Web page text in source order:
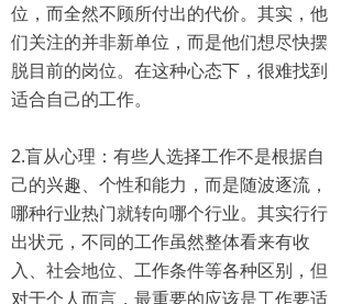
位，而全然不顾所付出的代价。其实，他
们关注的并非新单位，而是他们想尽快摆
脱目前的岗位。在这种心态下，很难找到
适合自己的工作。
2.盲从心理：有些人选择工作不是根据自
己的兴趣、个性和能力，而是随波逐流，
哪种行业热门就转向哪个行业。其实行行
出状元，不同的工作虽然整体看来有收
入、社会地位、工作条件等各种区别，但
对于个人而言，最重要的应该是工作要适